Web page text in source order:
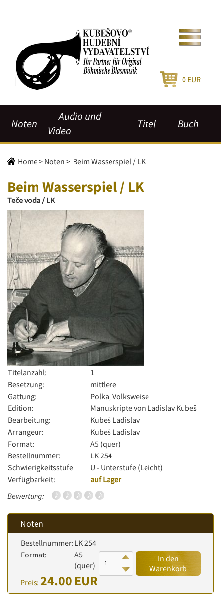
0 EUR
Noten
Audio und
Video
Titel Buch
Home> Noten > Beim Wasserspiel / LK
Beim Wasserspiel / LK
Teče voda / LK
Titelanzahl:
1
Besetzung:
mittlere
Gattung:
Polka, Volksweise
Edition:
Manuskripte von Ladislav Kubeš
Bearbeitung:
Kubeš Ladislav
Arrangeur:
Kubeš Ladislav
Format:
A5 (quer)
Bestellnummer:
LK 254
Schwierigkeitsstufe:
U - Unterstufe (Leicht)
Verfügbarkeit:
auf Lager
Bewertung:
Noten
Bestellnummer: LK 254
Format:
A5
(quer)
Preis: 24.00 EUR
In den
Warenkorb